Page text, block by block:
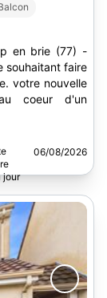
en brie (77) -
souhaitant faire
coeur d'un
06/08/2026